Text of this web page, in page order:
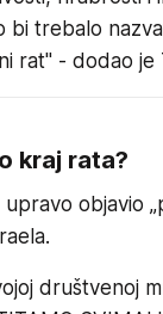
bi trebalo
rat" - dodao je
kraj rata?
objavio
društvenoj